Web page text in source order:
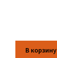
В корзину